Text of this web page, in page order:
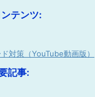
テンツ:
対策（YouTube動画版）
記事: